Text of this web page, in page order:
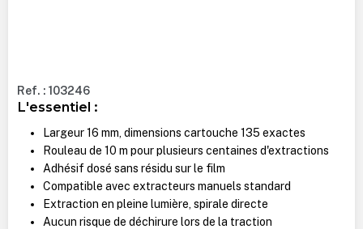
Ref. : 103246
L'essentiel :
Largeur 16 mm, dimensions cartouche 135 exactes
Rouleau de 10 m pour plusieurs centaines d'extractions
Adhésif dosé sans résidu sur le film
Compatible avec extracteurs manuels standard
Extraction en pleine lumière, spirale directe
Aucun risque de déchirure lors de la traction